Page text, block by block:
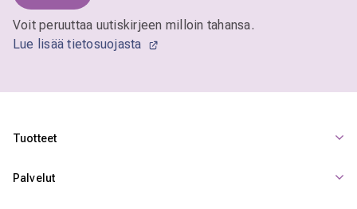
Voit peruuttaa uutiskirjeen milloin tahansa.
Lue lisää tietosuojasta
Tuotteet
Palvelut